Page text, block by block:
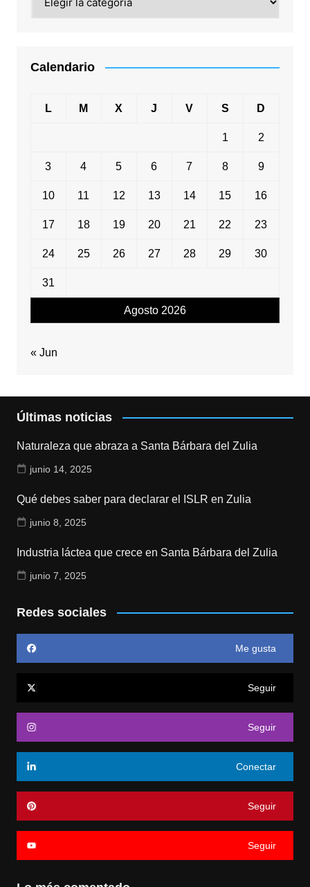
Calendario
Agosto 2026
L M X J V S D
1 2
3 4 5 6 7 8 9
10 11 12 13 14 15 16
17 18 19 20 21 22 23
24 25 26 27 28 29 30
31
« Jun
Últimas noticias
Naturaleza que abraza a Santa Bárbara del Zulia
junio 14, 2025
Qué debes saber para declarar el ISLR en Zulia
junio 8, 2025
Industria láctea que crece en Santa Bárbara del Zulia
junio 7, 2025
Redes sociales
Me gusta
Seguir
Seguir
Conectar
Seguir
Seguir